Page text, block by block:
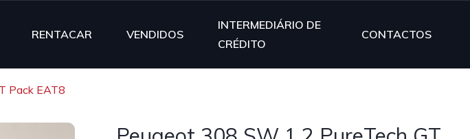
RENTACAR VENDIDOS
INTERMEDIÁRIO DE
CRÉDITO
CONTACTOS
Pack EAT8